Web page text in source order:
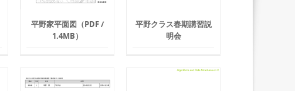
平野家平面図（PDF /
1.4MB）
平野クラス春期講習説
明会